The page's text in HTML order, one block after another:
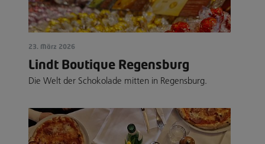
23. März 2026
Lindt Boutique Regensburg
Die Welt der Schokolade mitten in Regensburg.